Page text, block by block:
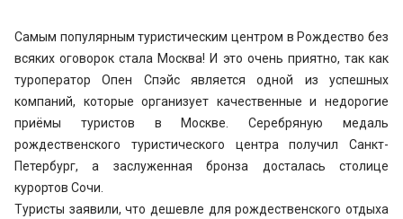
Самым популярным туристическим центром в Рождество без
всяких оговорок стала Москва! И это очень приятно, так как
туроператор Опен Спэйс является одной из успешных
компаний, которые организует качественные и недорогие
приёмы туристов в Москве. Серебряную медаль
рождественского туристического центра получил Санкт-
Петербург, а заслуженная бронза досталась столице
курортов Сочи.
Туристы заявили, что дешевле для рождественского отдыха